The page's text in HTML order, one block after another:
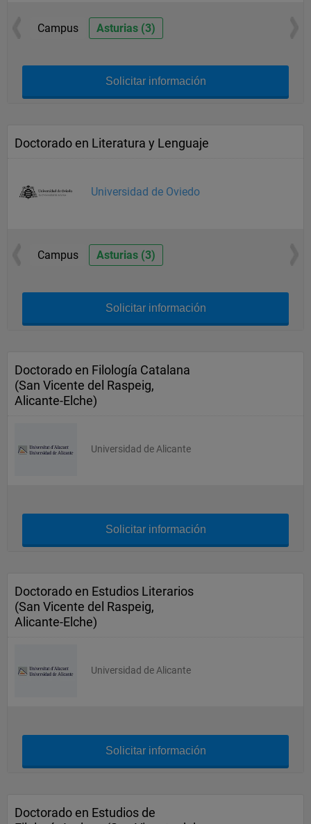
Campus Asturias (3)
Solicitar información
Doctorado en Literatura y Lenguaje
Universidad de Oviedo
Campus Asturias (3)
Solicitar información
Doctorado en Filología Catalana
(San Vicente del Raspeig,
Alicante-Elche)
Universidad de Alicante
Solicitar información
Doctorado en Estudios Literarios
(San Vicente del Raspeig,
Alicante-Elche)
Universidad de Alicante
Solicitar información
Doctorado en Estudios de